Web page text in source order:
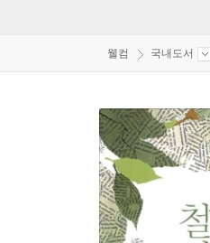
웰컴 국내도서